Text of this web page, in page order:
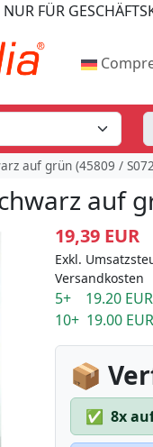
NUR FÜR
auf grün (45809 /
auf
19,39 EUR
Exkl.
Versandkosten
5+ 19.20 EUR
10+ 19.00 EUR
📦
✅ 8x